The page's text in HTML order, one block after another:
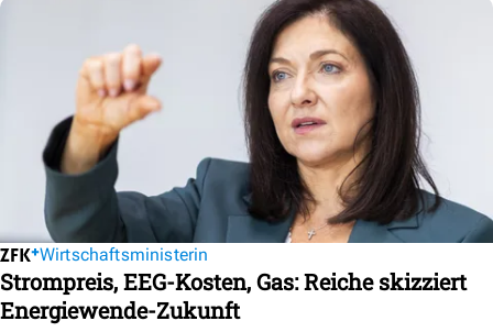
Wirtschaftsministerin
Strompreis, EEG-Kosten, Gas: Reiche skizziert
Energiewende-Zukunft